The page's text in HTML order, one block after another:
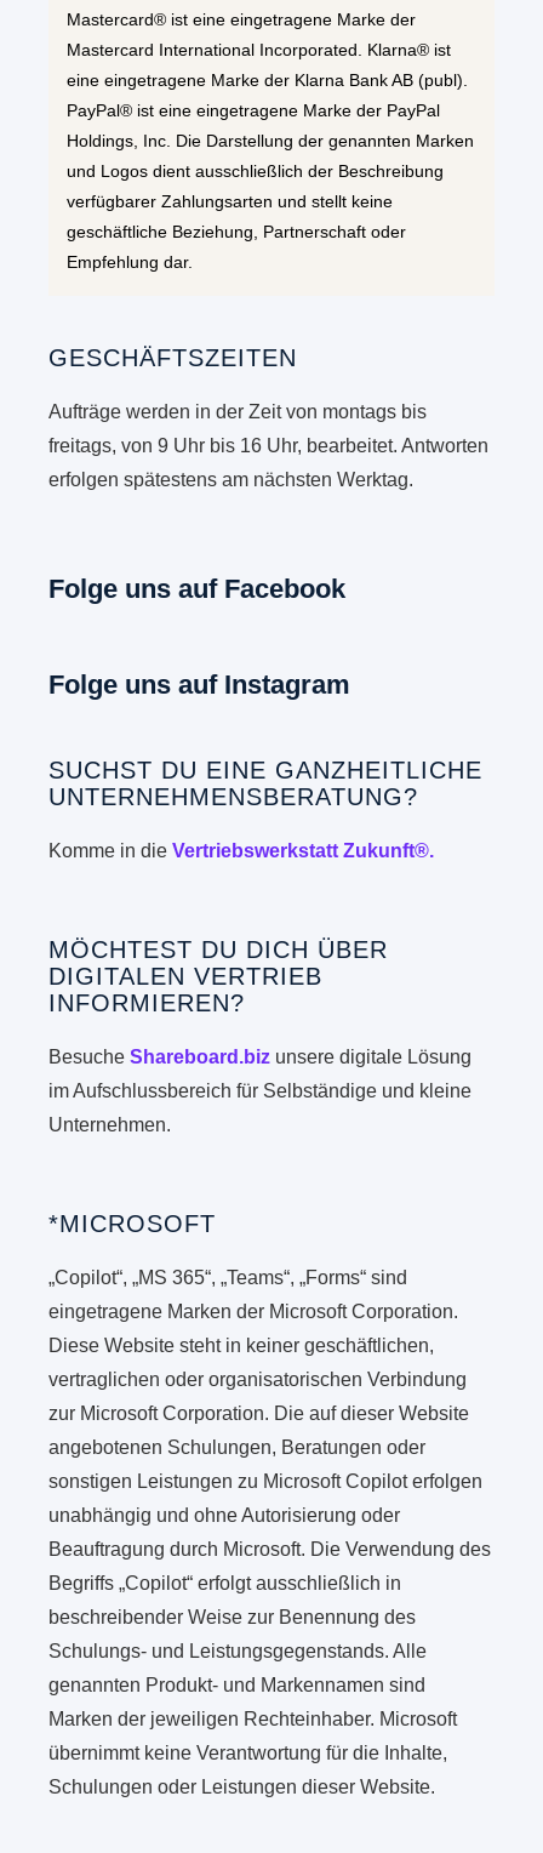
Mastercard® ist eine eingetragene Marke der
Mastercard International Incorporated. Klarna® ist
eine eingetragene Marke der Klarna Bank AB (publ).
PayPal® ist eine eingetragene Marke der PayPal
Holdings, Inc. Die Darstellung der genannten Marken
und Logos dient ausschließlich der Beschreibung
verfügbarer Zahlungsarten und stellt keine
geschäftliche Beziehung, Partnerschaft oder
Empfehlung dar.
GESCHÄFTSZEITEN
Aufträge werden in der Zeit von montags bis
freitags, von 9 Uhr bis 16 Uhr, bearbeitet. Antworten
erfolgen spätestens am nächsten Werktag.
Folge uns auf Facebook
Folge uns auf Instagram
SUCHST DU EINE GANZHEITLICHE
UNTERNEHMENSBERATUNG?
Komme in dieVertriebswerkstatt Zukunft®.
MÖCHTEST DU DICH ÜBER
DIGITALEN VERTRIEB
INFORMIEREN?
BesucheShareboard.biz unsere digitale Lösung
im Aufschlussbereich für Selbständige und kleine
Unternehmen.
*MICROSOFT
„Copilot“, „MS 365“, „Teams“, „Forms“ sind
eingetragene Marken der Microsoft Corporation.
Diese Website steht in keiner geschäftlichen,
vertraglichen oder organisatorischen Verbindung
zur Microsoft Corporation. Die auf dieser Website
angebotenen Schulungen, Beratungen oder
sonstigen Leistungen zu Microsoft Copilot erfolgen
unabhängig und ohne Autorisierung oder
Beauftragung durch Microsoft. Die Verwendung des
Begriffs „Copilot“ erfolgt ausschließlich in
beschreibender Weise zur Benennung des
Schulungs- und Leistungsgegenstands. Alle
genannten Produkt- und Markennamen sind
Marken der jeweiligen Rechteinhaber. Microsoft
übernimmt keine Verantwortung für die Inhalte,
Schulungen oder Leistungen dieser Website.